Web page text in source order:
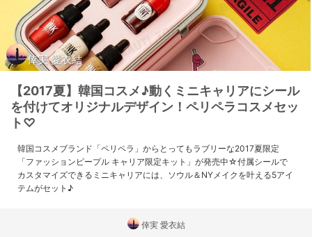
倖実 愛衣結
【2017夏】韓国コスメ♪動くミニキャリアにシール
を付けてオリジナルデザイン！ペリペラコスメセッ
ト♡
韓国コスメブランド「ペリペラ」からとってもラブリーな2017夏限定
「ファッションピープル キャリア限定キット」が発売中☆付属シールで
カスタマイズできるミニキャリアには、ソウル＆NYメイクを叶える5アイ
テムがセット♪
倖実 愛衣結